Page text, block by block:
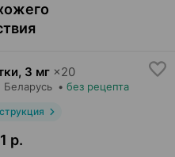
, 3 мг ×20
Беларусь • без рецепта
р.